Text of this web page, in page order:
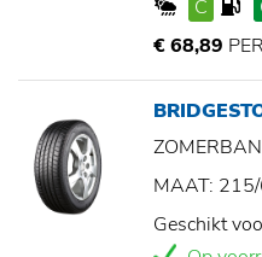
C
€ 68,89
MAAT:
Geschikt